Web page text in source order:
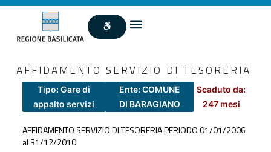
AFFIDAMENTO SERVIZIO DI TESORERIA
Tipo: Gare di
appalto servizi
Ente: COMUNE
DI BARAGIANO
Scaduto da:
247 mesi
AFFIDAMENTO SERVIZIO DI TESORERIA PERIODO 01/01/2006
al 31/12/2010